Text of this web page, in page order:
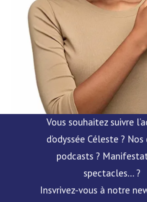
Vous souhaitez suivre
d’odyssée Céleste ?
podcasts ?
spectacles… ?
Insvrivez-vous à notre